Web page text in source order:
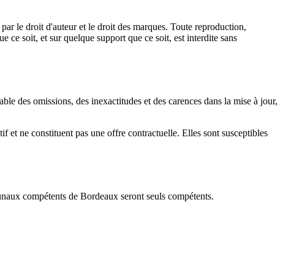
le droit d'auteur et le droit des marques. Toute reproduction,
ce soit, et sur quelque support que ce soit, est interdite sans
des omissions, des inexactitudes et des carences dans la mise à jour,
et ne constituent pas une offre contractuelle. Elles sont susceptibles
compétents de Bordeaux seront seuls compétents.